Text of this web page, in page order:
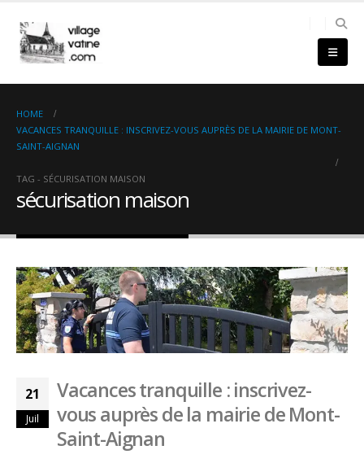
HOME
VACANCES TRANQUILLE : INSCRIVEZ-VOUS AUPRÈS DE LA MAIRIE DE MONT-
SAINT-AIGNAN
TAG - SÉCURISATION MAISON
sécurisation maison
21
Juil
Vacances tranquille : inscrivez-
vous auprès de la mairie de Mont-
Saint-Aignan